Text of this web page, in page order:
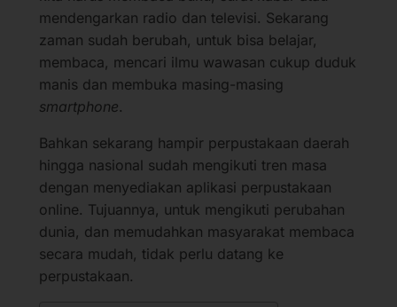
mendengarkan radio dan televisi. Sekarang
zaman sudah berubah, untuk bisa belajar,
membaca, mencari ilmu wawasan cukup duduk
manis dan membuka masing-masing
smartphone.
Bahkan sekarang hampir perpustakaan daerah
hingga nasional sudah mengikuti tren masa
dengan menyediakan aplikasi perpustakaan
online. Tujuannya, untuk mengikuti perubahan
dunia, dan memudahkan masyarakat membaca
secara mudah, tidak perlu datang ke
perpustakaan.